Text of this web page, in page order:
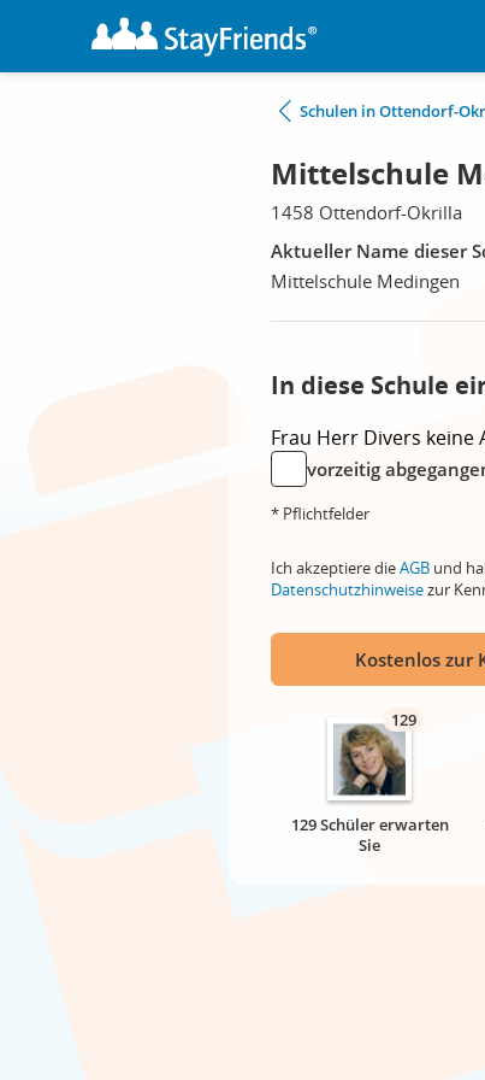
Schulen in Ottendorf-
Mittelschule
1458 Ottendorf-Okrilla
Aktueller Name dieser
Mittelschule Medingen
In diese Schule
Frau Herr Divers keine
vorzeitig
* Pflichtfelder
Ich akzeptiere dieAGB und
Datenschutzhinweisezur
Kostenlos zur
129
129 Schüler erwarten
Sie